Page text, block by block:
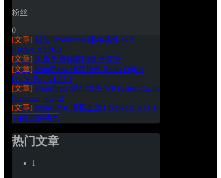
粉丝
0
[文章] 最佳 WordPress 缓存插件 WP
Rocket_v3.20.3
[文章] 闲鱼免费领取闲鱼号装扮
[文章] WordPress 缓存插件 Redis Object
Cache Pro_v1.23.1
[文章] WordPress 缓存插件 WP Fastest Cache
Premium_v1.7.2
[文章] WordPress 博客主题 CoreNext_v1.6.6
Ta的全部动态
热门文章
1